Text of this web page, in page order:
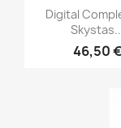
Greita
+11
Digital
46,50 €